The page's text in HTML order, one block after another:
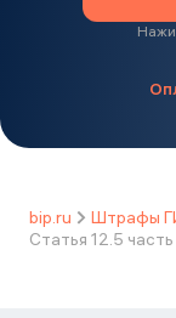
bip.ru Штрафы
Статья 12.5